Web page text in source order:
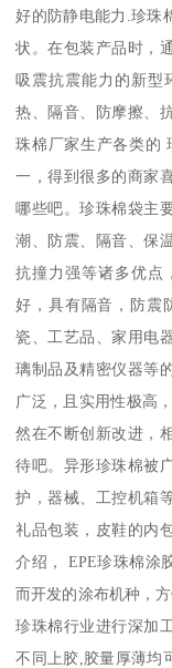
好的防静电能力.珍珠
状。在包装产品时，
吸震抗震能力的新型
热、隔音、防摩擦、
珠棉厂家生产各类的
一，得到很多的商家
哪些吧。珍珠棉袋主
潮、防震、隔音、保
抗撞力强等诸多优点
好，具有隔音，防震
瓷、工艺品、家用电
璃制品及精密仪器等
广泛，且实用性极高
然在不断创新改进，
待吧。异形珍珠棉被
护，器械、工控机箱
礼品包装，皮鞋的内
介绍， EPE珍珠棉涂
而开发的涂布机种，
珍珠棉行业进行深加
不同上胶,胶量厚薄均